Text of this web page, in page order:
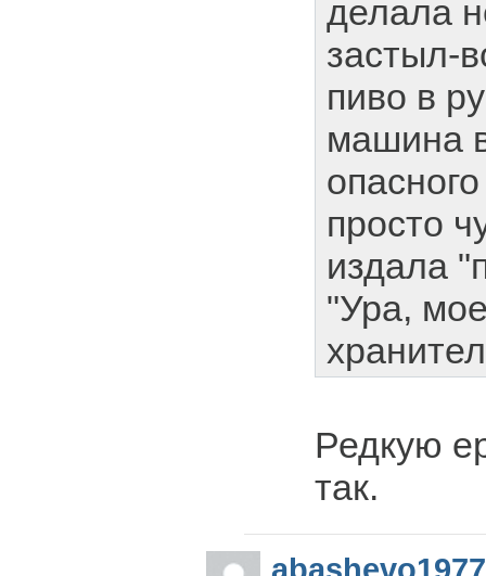
делала
застыл-
пиво в
машина
просто
издала
"Ура,
Редкую
так.